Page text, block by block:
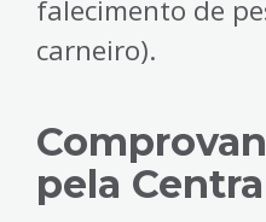
falecimento de
carneiro).
pela